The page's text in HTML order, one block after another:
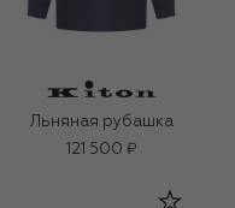
Льняная рубашка
121 500 ₽